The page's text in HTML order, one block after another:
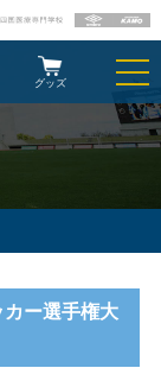
グッズ
カー選手権大